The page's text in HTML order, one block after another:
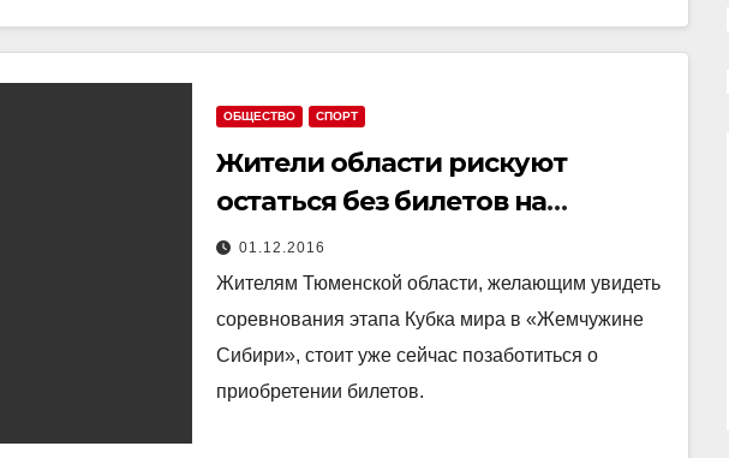
ОБЩЕСТВО СПОРТ
Жители области рискуют
остаться без билетов на
соревнования Кубка мира по
биатлону
01.12.2016
Жителям Тюменской области, желающим увидеть
соревнования этапа Кубка мира в «Жемчужине
Сибири», стоит уже сейчас позаботиться о
приобретении билетов.